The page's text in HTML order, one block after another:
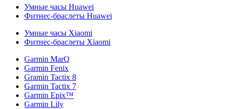
Умные часы Huawei
Фитнес-браслеты Huawei
Умные часы Xiaomi
Фитнес-браслеты Xiaomi
Garmin MarQ
Garmin Fenix
Gramin Tactix 8
Garmin Tactix 7
Garmin Epix™
Garmin Lily